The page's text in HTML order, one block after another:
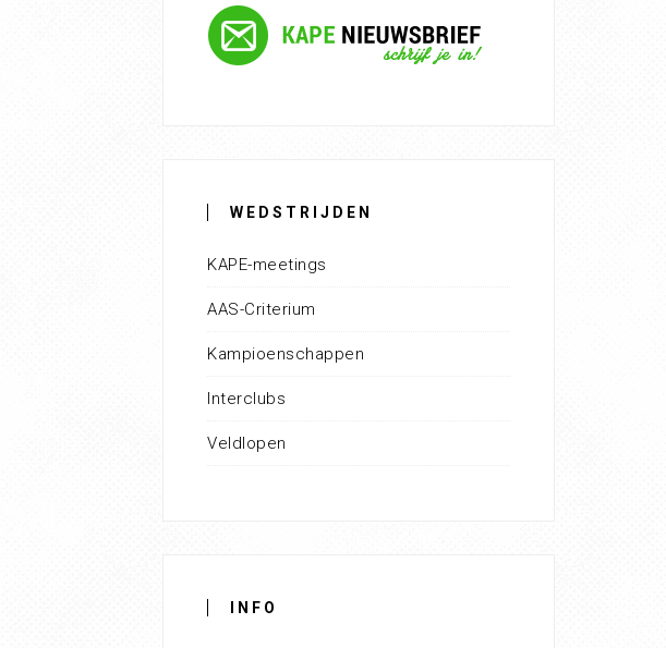
WEDSTRIJDEN
KAPE-meetings
AAS-Criterium
Kampioenschappen
Interclubs
Veldlopen
INFO